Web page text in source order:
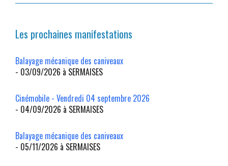
Les prochaines manifestations
Balayage mécanique des caniveaux
- 03/09/2026 à SERMAISES
Cinémobile - Vendredi 04 septembre 2026
- 04/09/2026 à SERMAISES
Balayage mécanique des caniveaux
- 05/11/2026 à SERMAISES